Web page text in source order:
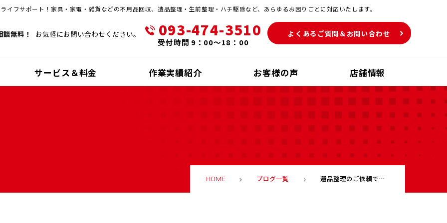
サポート！家具・家電・雑貨などの不用品回収、遺品整理・生前整理・ハチ駆除など、あらゆるお困りごとに対応いたします。
無料！ お気軽にお問い合わせください。 093-474-3510
受付時間 9：00～18：00
よくあるご質問＆お問い合わせ
サービス＆料金 作業実績紹介 お客様の声 店舗情報
HOME ブログ一覧 遺品整理のご依頼で門司区まで出かけてきました！